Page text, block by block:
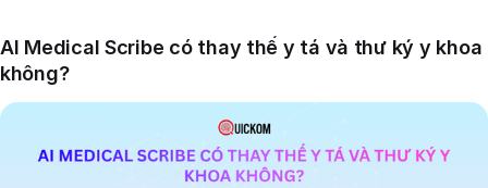
AI Medical Scribe có thay thế y tá và thư ký y khoa
không?